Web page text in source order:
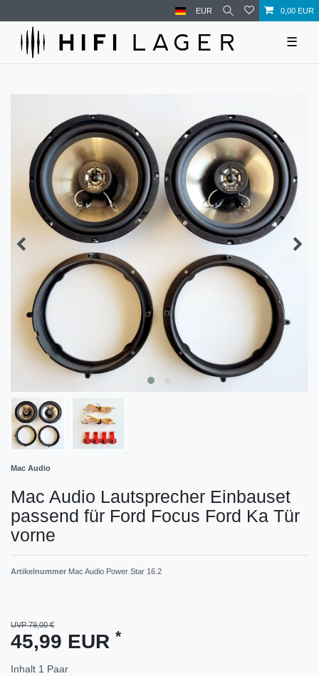
EUR 0,00 EUR
☰
Mac Audio
Mac Audio Lautsprecher Einbauset
passend für Ford Focus Ford Ka Tür
vorne
Artikelnummer Mac Audio Power Star 16.2
UVP 79,00 €
45,99 EUR *
Inhalt 1 Paar